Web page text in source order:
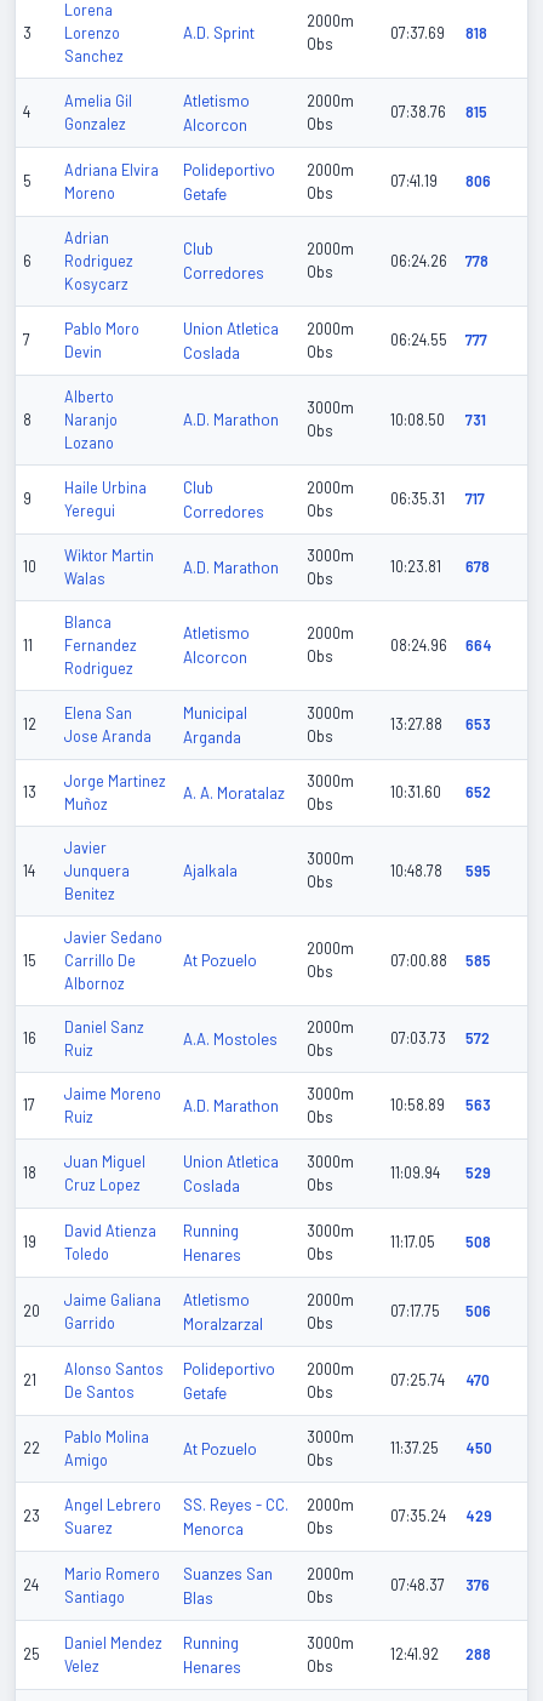
3
Lorena
Lorenzo
Sanchez
A.D. Sprint
2000m
Obs
07:37.69 818
4
Amelia Gil
Gonzalez
Atletismo
Alcorcon
2000m
Obs
07:38.76 815
5
Adriana Elvira
Moreno
Polideportivo
Getafe
2000m
Obs
07:41.19 806
6
Adrian
Rodriguez
Kosycarz
Club
Corredores
2000m
Obs
06:24.26 778
7
Pablo Moro
Devin
Union Atletica
Coslada
2000m
Obs
06:24.55 777
8
Alberto
Naranjo
Lozano
A.D. Marathon
3000m
Obs
10:08.50 731
9
Haile Urbina
Yeregui
Club
Corredores
2000m
Obs
06:35.31 717
10
Wiktor Martin
Walas
A.D. Marathon
3000m
Obs
10:23.81 678
11
Blanca
Fernandez
Rodriguez
Atletismo
Alcorcon
2000m
Obs
08:24.96 664
12
Elena San
Jose Aranda
Municipal
Arganda
3000m
Obs
13:27.88 653
13
Jorge Martinez
Muñoz
A. A. Moratalaz
3000m
Obs
10:31.60 652
14
Javier
Junquera
Benitez
Ajalkala
3000m
Obs
10:48.78 595
15
Javier Sedano
Carrillo De
Albornoz
At Pozuelo
2000m
Obs
07:00.88 585
16
Daniel Sanz
Ruiz
A.A. Mostoles
2000m
Obs
07:03.73 572
17
Jaime Moreno
Ruiz
A.D. Marathon
3000m
Obs
10:58.89 563
18
Juan Miguel
Cruz Lopez
Union Atletica
Coslada
3000m
Obs
11:09.94 529
19
David Atienza
Toledo
Running
Henares
3000m
Obs
11:17.05 508
20
Jaime Galiana
Garrido
Atletismo
Moralzarzal
2000m
Obs
07:17.75 506
21
Alonso Santos
De Santos
Polideportivo
Getafe
2000m
Obs
07:25.74 470
22
Pablo Molina
Amigo
At Pozuelo
3000m
Obs
11:37.25 450
23
Angel Lebrero
Suarez
SS. Reyes - CC.
Menorca
2000m
Obs
07:35.24 429
24
Mario Romero
Santiago
Suanzes San
Blas
2000m
Obs
07:48.37 376
25
Daniel Mendez
Velez
Running
Henares
3000m
Obs
12:41.92 288